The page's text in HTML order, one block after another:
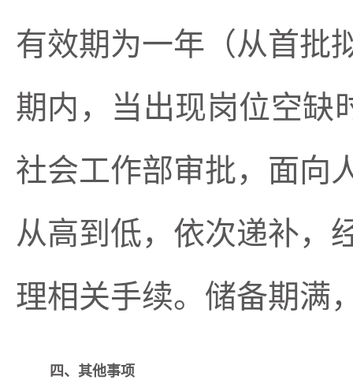
有效期为一年（从首批
期内 ，当出现岗位空缺
社会工作部审批，面向
从高到低，依次递补，
理相关手续。储备期满
四、其他事项